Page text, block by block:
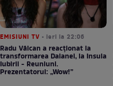
EMISIUNI TV • ieri la 22:06
Radu Vâlcan a reacționat la
transformarea Daianei, la Insula
Iubirii - Reuniuni.
Prezentatorul: „Wow!”